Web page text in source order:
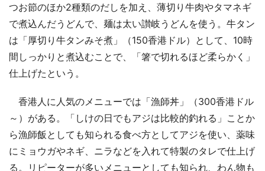
つお節のほか2種類のだしを加え、薄切り牛肉やタマネギ
で煮込んだうどんで、麺は太い讃岐うどんを使う。牛タン
は「厚切り牛タンみそ煮」（150香港ドル）として、10時
間しっかりと煮込むことで、「箸で切れるほど柔らかく」
仕上げたという。
香港人に人気のメニューでは「漁師丼」（300香港ドル
～）がある。「しけの日でもアジは比較的釣れる」ことか
ら漁師飯としても知られる食べ方としてアジを使い、薬味
にミョウガやネギ、ニラなどを入れて特製のタレで仕上げ
る。リピーターが多いメニューとしても知られ、わん物も